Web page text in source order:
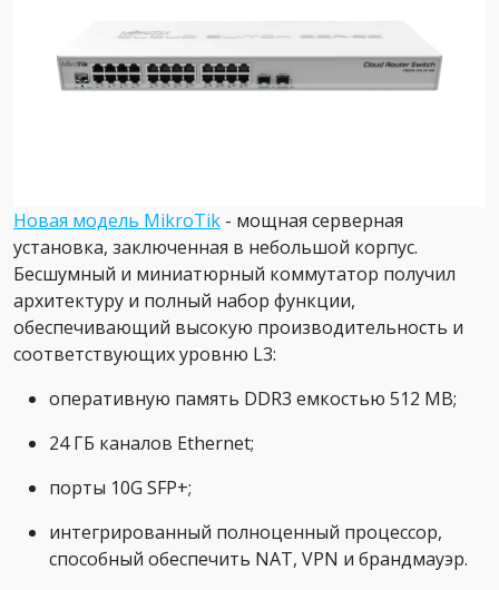
Новая модель MikroTik - мощная серверная
установка, заключенная в небольшой корпус.
Бесшумный и миниатюрный коммутатор получил
архитектуру и полный набор функции,
обеспечивающий высокую производительность и
соответствующих уровню L3:
оперативную память DDR3 емкостью 512 МВ;
24 ГБ каналов Ethernet;
порты 10G SFP+;
интегрированный полноценный процессор,
способный обеспечить NAT, VPN и брандмауэр.